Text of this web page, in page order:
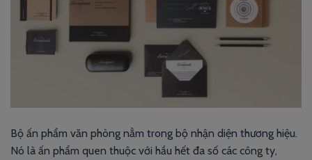
Bộ ấn phẩm văn phòng nằm trong bộ nhận diện thương hiệu.
Nó là ấn phẩm quen thuộc với hầu hết đa số các công ty,